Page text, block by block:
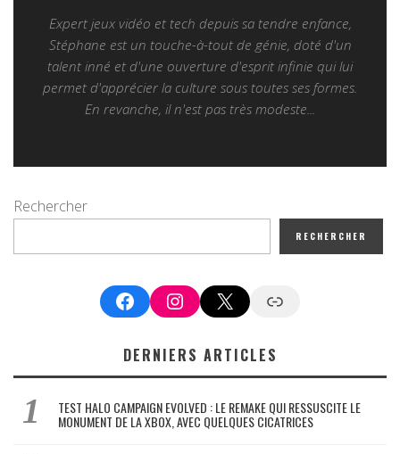
Expert jeux vidéo et tech depuis sa tendre enfance,
Stéphane est un touche-à-tout de génie, doté d'un
talent inné et d'une ouverture d'esprit infinie qui lui
permet d'apprécier la culture sous toutes ses formes.
En revanche, il n'est pas très modeste...
Rechercher
RECHERCHER
FacebookInstagram
X Google News
DERNIERS ARTICLES
TEST HALO CAMPAIGN EVOLVED : LE REMAKE QUI RESSUSCITE LE
MONUMENT DE LA XBOX, AVEC QUELQUES CICATRICES